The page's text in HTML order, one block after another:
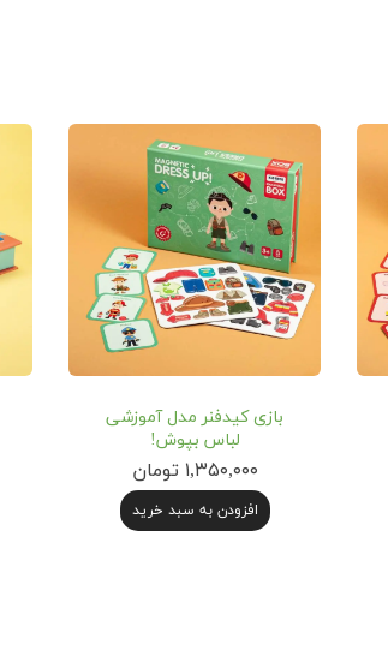
بازی‌ کیدفنر مدل آموزشی
لباس بپوش!
۱,۳۵۰,۰۰۰ تومان
افزودن به سبد خرید